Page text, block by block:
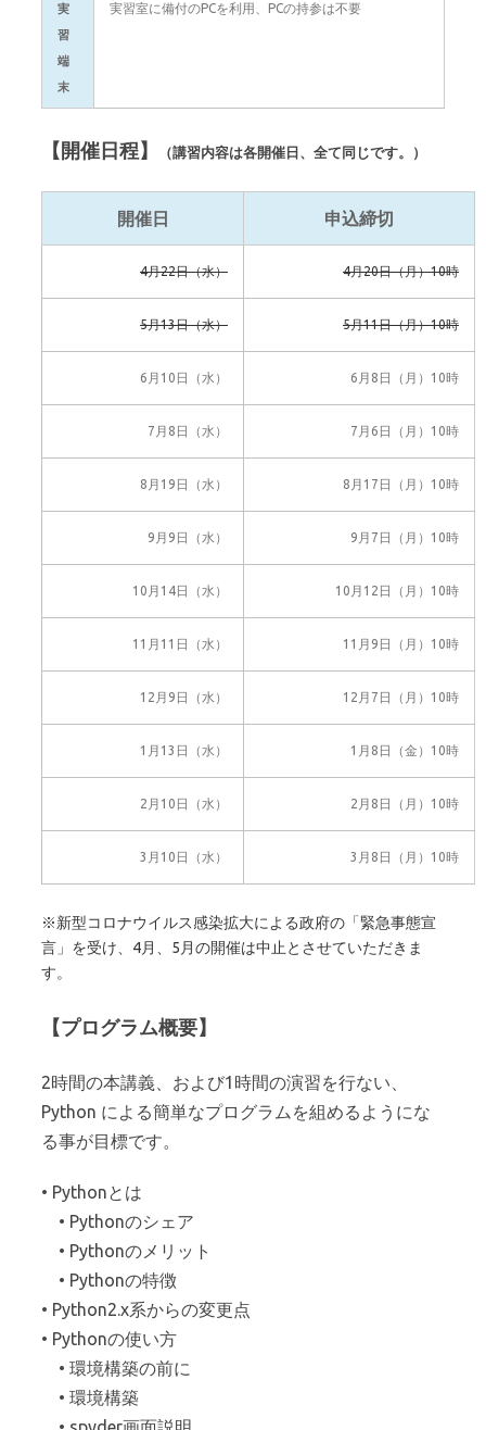
実
習
端
末
実習室に備付のPCを利用、PCの持参は不要
【開催日程】 （講習内容は各開催日、全て同じです。）
開催日 申込締切
4月22日（水） 4月20日（月）10時
5月13日（水） 5月11日（月）10時
6月10日（水） 6月8日（月）10時
7月8日（水） 7月6日（月）10時
8月19日（水） 8月17日（月）10時
9月9日（水） 9月7日（月）10時
10月14日（水） 10月12日（月）10時
11月11日（水） 11月9日（月）10時
12月9日（水） 12月7日（月）10時
1月13日（水） 1月8日（金）10時
2月10日（水） 2月8日（月）10時
3月10日（水） 3月8日（月）10時
※新型コロナウイルス感染拡大による政府の「緊急事態宣
言」を受け、4月、5月の開催は中止とさせていただきま
す。
【プログラム概要】
2時間の本講義、および1時間の演習を行ない、
Python による簡単なプログラムを組めるようにな
る事が目標です。
• Pythonとは
• Pythonのシェア
• Pythonのメリット
• Pythonの特徴
• Python2.x系からの変更点
• Pythonの使い方
• 環境構築の前に
• 環境構築